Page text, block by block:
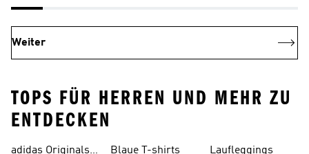
Weiter
TOPS FÜR HERREN UND MEHR ZU
ENTDECKEN
adidas Originals
Blaue T-shirts Laufleggings